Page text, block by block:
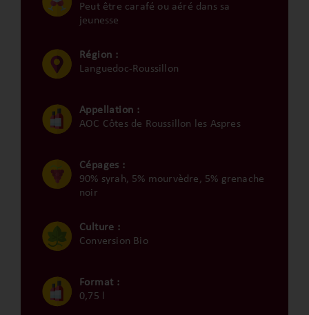
Peut être carafé ou aéré dans sa
jeunesse
Région :
Languedoc-Roussillon
Appellation :
AOC Côtes de Roussillon les Aspres
Cépages :
90% syrah, 5% mourvèdre, 5% grenache
noir
Culture :
Conversion Bio
Format :
0,75 l